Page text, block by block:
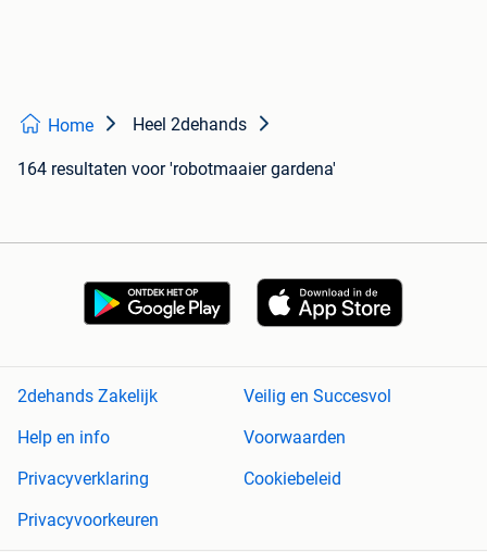
Home Heel 2dehands
164 resultaten voor 'robotmaaier gardena'
2dehands Zakelijk
Veilig en Succesvol
Help en info
Voorwaarden
Privacyverklaring
Cookiebeleid
Privacyvoorkeuren